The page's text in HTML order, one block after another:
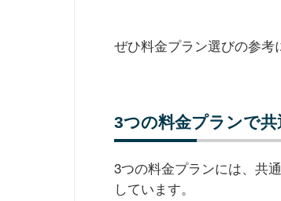
ぜひ料金プラン選びの参考
3つの料金プランで
3つの料金プランには、共
しています。